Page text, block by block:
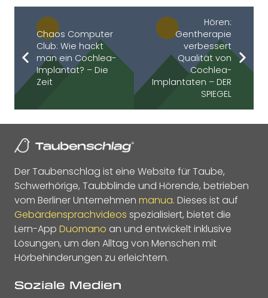
Chaos Computer
Club: Wie hackt
man ein Cochlea-
Implantat? – Die
Zeit
Hören:
Gentherapie
verbessert
Qualität von
Cochlea-
Implantaten – DER
SPIEGEL
Der Taubenschlag ist eine Website für Taube,
Schwerhörige, Taubblinde und Hörende, betrieben
vom Berliner Unternehmen manua. Dieses ist auf
Gebärdensprachvideos spezialisiert, bietet die
Lern-App Duomano an und entwickelt inklusive
Lösungen, um den Alltag von Menschen mit
Hörbehinderungen zu erleichtern.
Soziale Medien